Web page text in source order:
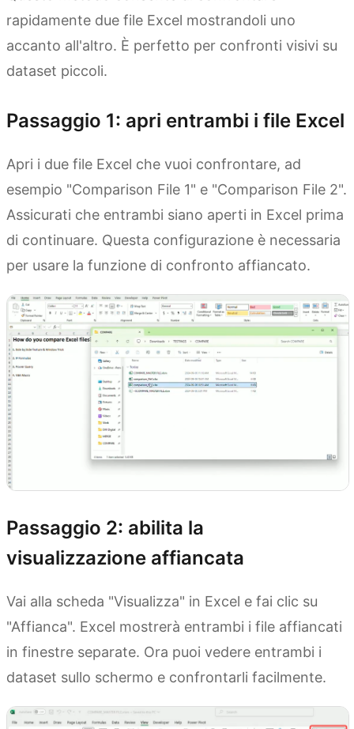
rapidamente due file Excel mostrandoli uno
accanto all'altro. È perfetto per confronti visivi su
dataset piccoli.
Passaggio 1: apri entrambi i file Excel
Apri i due file Excel che vuoi confrontare, ad
esempio "Comparison File 1" e "Comparison File 2".
Assicurati che entrambi siano aperti in Excel prima
di continuare. Questa configurazione è necessaria
per usare la funzione di confronto affiancato.
Passaggio 2: abilita la
visualizzazione affiancata
Vai alla scheda "Visualizza" in Excel e fai clic su
"Affianca". Excel mostrerà entrambi i file affiancati
in finestre separate. Ora puoi vedere entrambi i
dataset sullo schermo e confrontarli facilmente.